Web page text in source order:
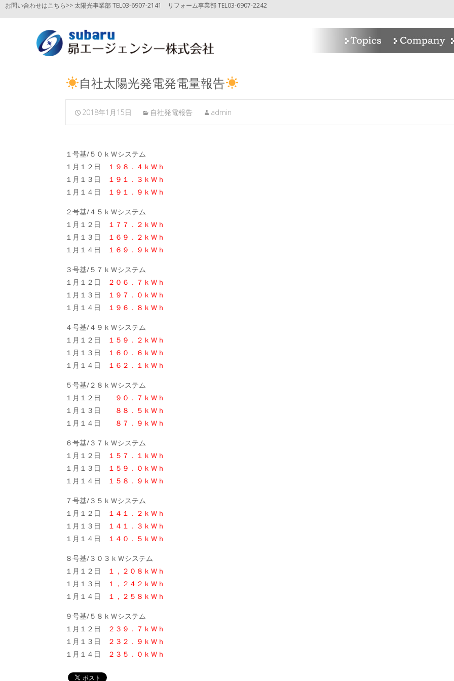
お問い合わせはこちら>> 太陽光事業部 TEL03-6907-2141 リフォーム事業部 TEL03-6907-2242
自社太陽光発電発電量報告
2018年1月15日 自社発電報告 admin
１号基/５０ｋＷシステム
１月１２日
１９８．４ｋＷｈ
１月１３日
１９１．３ｋＷｈ
１月１４日
１９１．９ｋＷｈ
２号基/４５ｋＷシステム
１月１２日
１７７．２ｋＷｈ
１月１３日
１６９．２ｋＷｈ
１月１４日
１６９．９ｋＷｈ
３号基/５７ｋＷシステム
１月１２日
２０６．７ｋＷｈ
１月１３日
１９７．０ｋＷｈ
１月１４日
１９６．８ｋＷｈ
４号基/４９ｋＷシステム
１月１２日
１５９．２ｋＷｈ
１月１３日
１６０．６ｋＷｈ
１月１４日
１６２．１ｋＷｈ
５号基/２８ｋＷシステム
１月１２日
９０．７ｋＷｈ
１月１３日
８８．５ｋＷｈ
１月１４日
８７．９ｋＷｈ
６号基/３７ｋＷシステム
１月１２日
１５７．１ｋＷｈ
１月１３日
１５９．０ｋＷｈ
１月１４日
１５８．９ｋＷｈ
７号基/３５ｋＷシステム
１月１２日
１４１．２ｋＷｈ
１月１３日
１４１．３ｋＷｈ
１月１４日
１４０．５ｋＷｈ
８号基/３０３ｋＷシステム
１月１２日
１，２０８ｋＷｈ
１月１３日
１，２４２ｋＷｈ
１月１４日
１，２５８ｋＷｈ
９号基/５８ｋＷシステム
１月１２日
２３９．７ｋＷｈ
１月１３日
２３２．９ｋＷｈ
１月１４日
２３５．０ｋＷｈ